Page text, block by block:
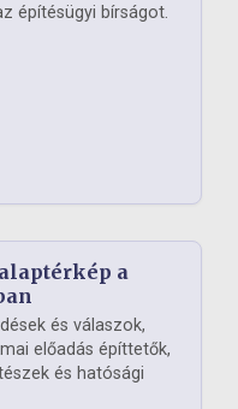
építésügyi bírságot.
a
és válaszok,
előadás építtetők,
és hatósági